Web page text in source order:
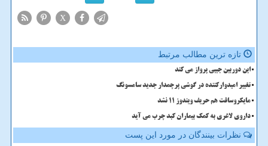
X
تازه ترین مطالب مرتبط
این دوربین جیبی پرواز می کند
تغییر امیدوارکننده در گوشی پرچمدار جدید سامسونگ
مایکروسافت هم حریف ویندوز 11 نشد
داروی لاغری به کمک بیماران کبد چرب می آید
نظرات بینندگان در مورد این پست